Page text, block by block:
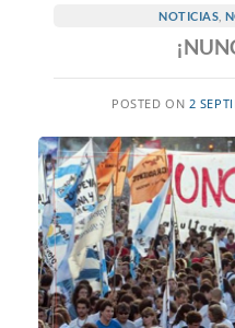
NOTICIAS
POSTED ON 2